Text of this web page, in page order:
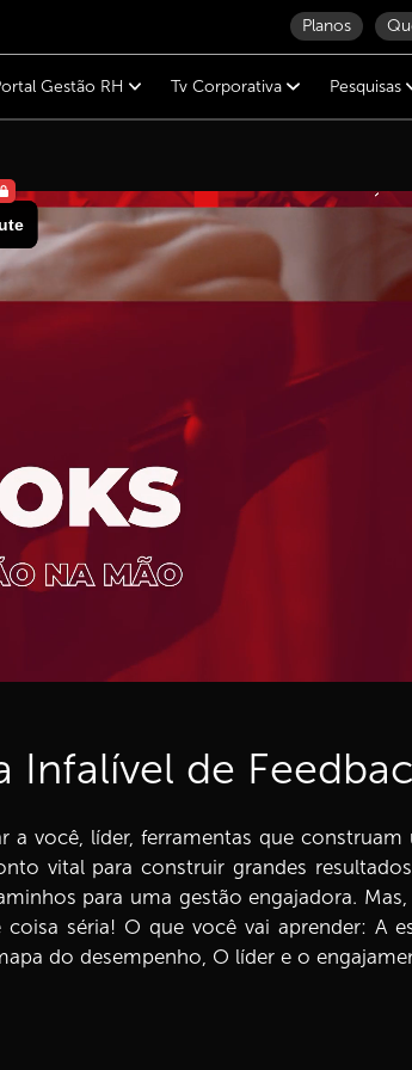
Planos
Gestão RH Tv Corporativa Pesquisas
Infalível de
você, líder, ferramentas que
vital para construir grandes
para uma gestão engajadora.
séria! O que você vai aprender: A
do desempenho, O líder e o